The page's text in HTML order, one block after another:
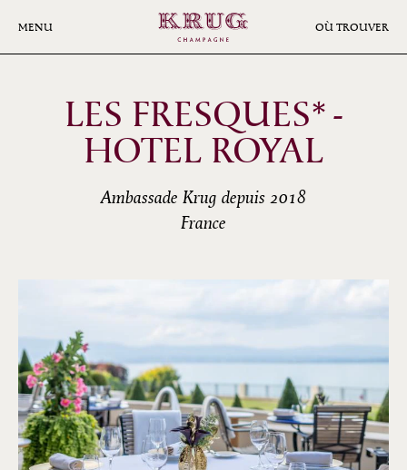
MENU OÙ TROUVER
LES FRESQUES* -
HOTEL ROYAL
Ambassade Krug depuis 2018
France